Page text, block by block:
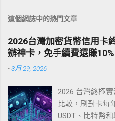
這個網誌中的熱門文章
2026台灣加密貨幣信用卡
辦神卡，免手續費還賺
-3月 29, 2026
2026 台灣終極
比較，刷對卡每
USDT、比特幣